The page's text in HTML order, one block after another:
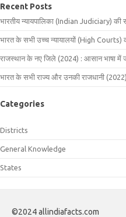
Recent Posts
भारतीय न्यायपालिका (Indian Judiciary) की
भारत के सभी उच्च न्यायालयों (High Courts)
राजस्थान के नए जिले (2024) : आसान भाषा में
भारत के सभी राज्य और उनकी राजधानी (2022)
Categories
Districts
General Knowledge
States
©2024 allindiafacts.com